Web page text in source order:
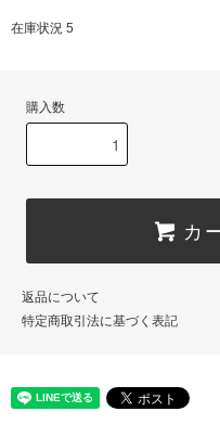
在庫状況 5
購入数
カ
返品について
特定商取引法に基づく表記